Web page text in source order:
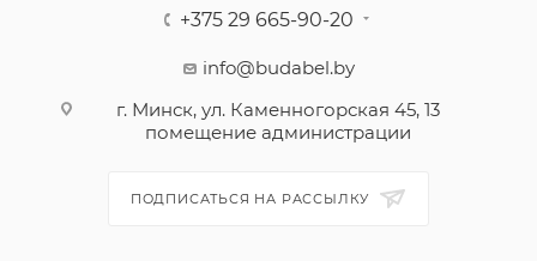
+375 29 665-90-20
info@budabel.by
г. Минск, ул. Каменногорская 45, 13
помещение администрации
ПОДПИСАТЬСЯ НА РАССЫЛКУ